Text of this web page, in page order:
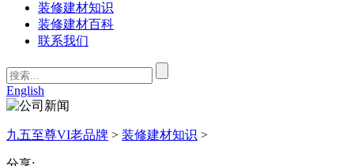
装修建材知识
装修建材百科
联系我们
English
九五至尊VI老品牌 > 装修建材知识 >